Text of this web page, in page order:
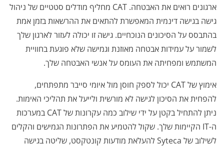
ארגונים רואים את האבטחה. CAT מחליף מודלים סטטיים של ניהול
גישה בגישה דינמית המאפשרת להתאים את ההרשאות בזמן אמת
בהתבסס על הסיכונים הנוכחיים. גישה זו יכולה לעזור לארגון שלך
לשמור על עמידות אבטחה מאוזנת וגמישה שלא פוגעת בחוויית
המשתמש ומפחיתה את העומס על אנשי האבטחה שלך.
אימוץ של CAT יכול לספק חוסן מול איומי סייבר מתפתחים,
להפחית את הסיכון לגישה לא מורשית ולייעל את תהליכי האימות.
ניתן להתחיל בקטן על ידי שילוב כמה עקרונות של CAT במערכות
ה-IT הקיימות שלך. שקול להטמיע את הפתרונות הגמישים והקלים
לשילוב של Syteca להעלאת מודעות קונטקסט, שליטה בגישה